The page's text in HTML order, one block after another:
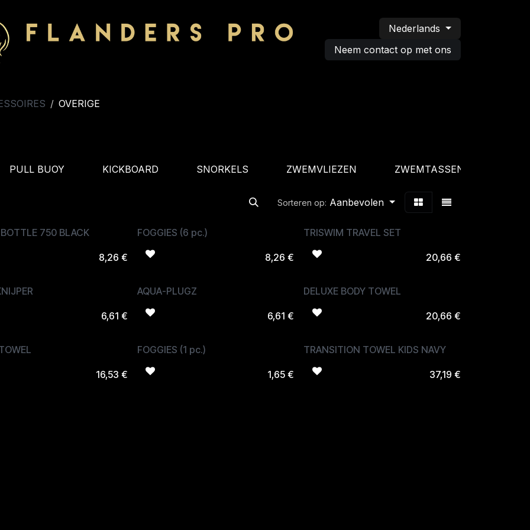
Nederlands
Neem contact op met ons
OVERIGE
PULL BUOY KICKBOARD SNORKELS ZWEMVLIEZEN ZWEMTASSEN
Sorteren op: Aanbevolen
750 BLACK
8,26 €
FOGGIES (6 pc.)
8,26 €
TRISWIM TRAVEL SET
20,66 €
6,61 €
AQUA-PLUGZ
6,61 €
DELUXE BODY TOWEL
20,66 €
16,53 €
FOGGIES (1 pc.)
1,65 €
TRANSITION TOWEL KIDS NAVY
37,19 €